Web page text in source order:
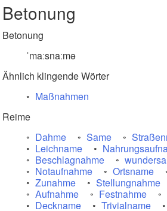
Betonung
Betonung
ˈmaːsnaːmə
Ähnlich klingende Wörter
Maßnahmen
Reime
Dahme
Same
Leichname
Beschlagnahme
Notaufnahme
Ortsname
Zunahme
Stellungnahme
Aufnahme
Festnahme
Deckname
Trivialname